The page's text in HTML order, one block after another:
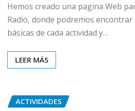
Hemos creado una pagina Web
Radio, donde podremos encontrar
básicas de cada actividad y…
LEER MÁS
ACTIVIDADES